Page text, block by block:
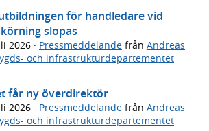
för handledare vid
slopas
2026 · Pressmeddelande från Andreas
och infrastrukturdepartementet
får ny överdirektör
2026 · Pressmeddelande från Andreas
och infrastrukturdepartementet